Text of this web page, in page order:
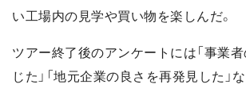
い工場内の見学や買い物を楽しんだ。
ツアー終了後のアンケートには「事業
じた」「地元企業の良さを再発見した」